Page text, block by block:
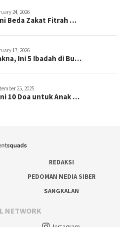
24, 2026
Beda Zakat Fitrah …
17, 2026
Ini 5 Ibadah di Bu…
25, 2025
10 Doa untuk Anak …
REDAKSI
PEDOMAN MEDIA SIBER
SANGKALAN
NETWORK